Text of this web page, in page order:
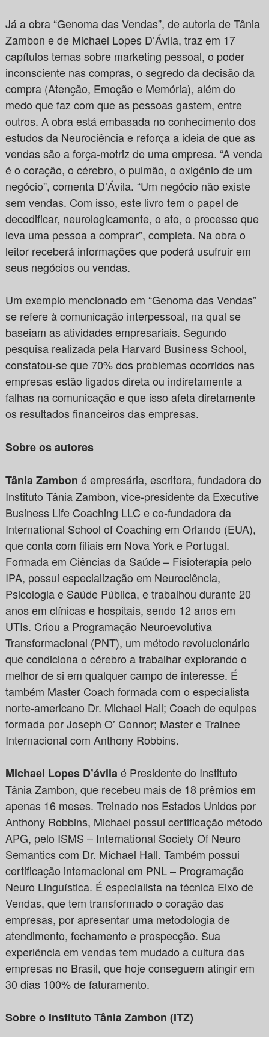
Já a obra “Genoma das Vendas”, de autoria de Tânia
Zambon e de Michael Lopes D’Ávila, traz em 17
capítulos temas sobre marketing pessoal, o poder
inconsciente nas compras, o segredo da decisão da
compra (Atenção, Emoção e Memória), além do
medo que faz com que as pessoas gastem, entre
outros. A obra está embasada no conhecimento dos
estudos da Neurociência e reforça a ideia de que as
vendas são a força-motriz de uma empresa. “A venda
é o coração, o cérebro, o pulmão, o oxigênio de um
negócio”, comenta D’Ávila. “Um negócio não existe
sem vendas. Com isso, este livro tem o papel de
decodificar, neurologicamente, o ato, o processo que
leva uma pessoa a comprar”, completa. Na obra o
leitor receberá informações que poderá usufruir em
seus negócios ou vendas.
Um exemplo mencionado em “Genoma das Vendas”
se refere à comunicação interpessoal, na qual se
baseiam as atividades empresariais. Segundo
pesquisa realizada pela Harvard Business School,
constatou-se que 70% dos problemas ocorridos nas
empresas estão ligados direta ou indiretamente a
falhas na comunicação e que isso afeta diretamente
os resultados financeiros das empresas.
Sobre os autores
Tânia Zambon é empresária, escritora, fundadora do
Instituto Tânia Zambon, vice-presidente da Executive
Business Life Coaching LLC e co-fundadora da
International School of Coaching em Orlando (EUA),
que conta com filiais em Nova York e Portugal.
Formada em Ciências da Saúde – Fisioterapia pelo
IPA, possui especialização em Neurociência,
Psicologia e Saúde Pública, e trabalhou durante 20
anos em clínicas e hospitais, sendo 12 anos em
UTIs. Criou a Programação Neuroevolutiva
Transformacional (PNT), um método revolucionário
que condiciona o cérebro a trabalhar explorando o
melhor de si em qualquer campo de interesse. É
também Master Coach formada com o especialista
norte-americano Dr. Michael Hall; Coach de equipes
formada por Joseph O’ Connor; Master e Trainee
Internacional com Anthony Robbins.
Michael Lopes D’ávilaé Presidente do Instituto
Tânia Zambon, que recebeu mais de 18 prêmios em
apenas 16 meses. Treinado nos Estados Unidos por
Anthony Robbins, Michael possui certificação método
APG, pelo ISMS – International Society Of Neuro
Semantics com Dr. Michael Hall. Também possui
certificação internacional em PNL – Programação
Neuro Linguística. É especialista na técnica Eixo de
Vendas, que tem transformado o coração das
empresas, por apresentar uma metodologia de
atendimento, fechamento e prospecção. Sua
experiência em vendas tem mudado a cultura das
empresas no Brasil, que hoje conseguem atingir em
30 dias 100% de faturamento.
Sobre o Instituto Tânia Zambon (ITZ)